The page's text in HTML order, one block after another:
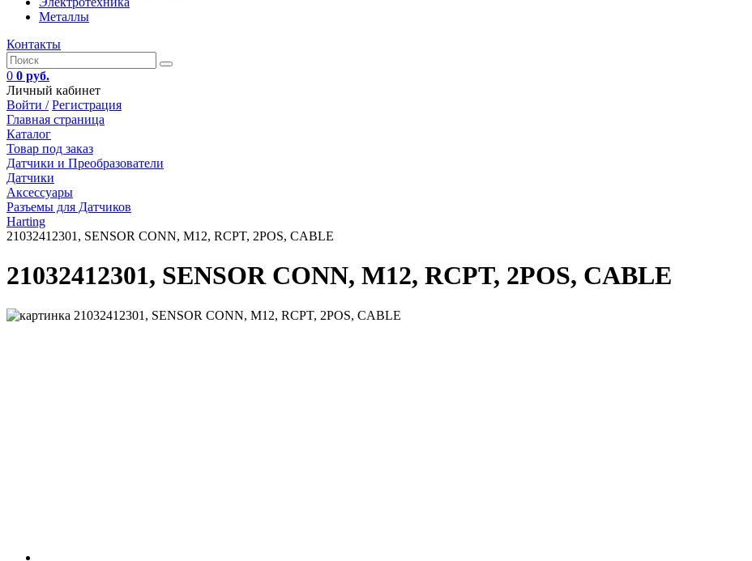
Металлы
Контакты
0 0 руб.
Личный кабинет
Войти / Регистрация
Главная страница
Каталог
Товар под заказ
Датчики и Преобразователи
Датчики
Аксессуары
Разъемы для Датчиков
Harting
21032412301, SENSOR CONN, M12, RCPT, 2POS, CABLE
21032412301, SENSOR CONN, M12, RCPT, 2POS, CABLE